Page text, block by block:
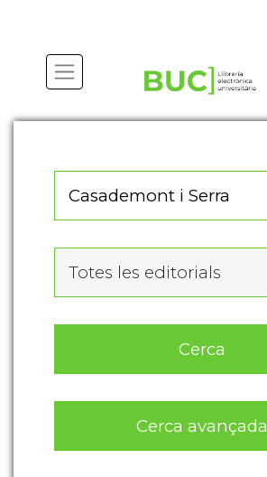
Totes les editorials
Cerca
Cerca avançada